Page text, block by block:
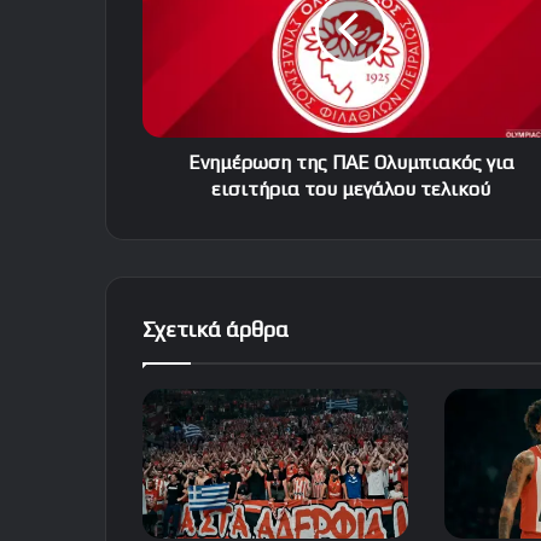
του
μεγάλου
τελικού
Ενημέρωση της ΠΑΕ Ολυμπιακός για
εισιτήρια του μεγάλου τελικού
Σχετικά άρθρα